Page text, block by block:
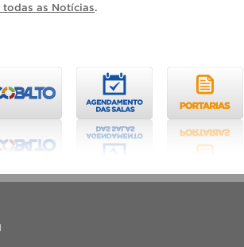
todas as Notícias.